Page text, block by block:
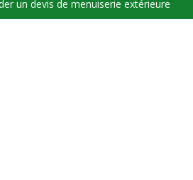
un devis de menuiserie extérieure